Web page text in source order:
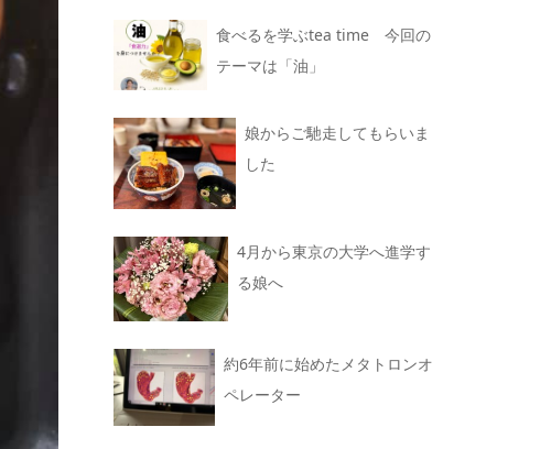
食べるを学ぶtea time 今回の
テーマは「油」
娘からご馳走してもらいま
した
4月から東京の大学へ進学す
る娘へ
約6年前に始めたメタトロンオ
ペレーター